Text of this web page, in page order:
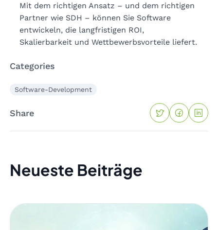
Mit dem richtigen Ansatz – und dem richtigen
Partner wie SDH – können Sie Software
entwickeln, die langfristigen ROI,
Skalierbarkeit und Wettbewerbsvorteile liefert.
Categories
Software-Development
Share
Neueste Beiträge